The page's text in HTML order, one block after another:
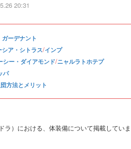
20:31
ーデナント
シア・シトラス/インプ
シー・ダイアモンド/ニャルラトホテプ
パ
方法とメリット
ラ）における、体装備について掲載してい